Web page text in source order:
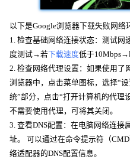
以下是Google浏览器下载失败网络
1. 检查基础网络连接状态：测试网
度测试→若 下载速度低于10Mbps→
2. 检查网络代理设置：如果使用了
浏览器中，点击菜单图标，选择“
统”部分，点击“打开计算机的代理
不需要使用代理，可将其关闭。
3. 查看DNS配置：在电脑网络连接
址。 可以通过在命令提示符（
络适配器的DNS配置信息。